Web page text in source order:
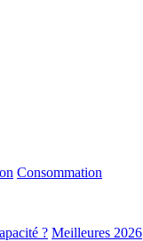
Consommation
? Meilleures 2026